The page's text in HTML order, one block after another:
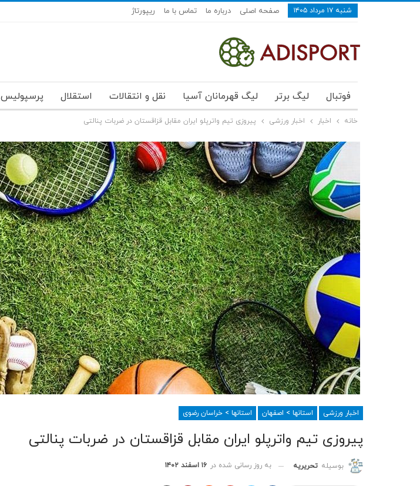
شنبه ۱۷ مرداد ۱۴۰۵ صفحه اصلی درباره ما تماس با ما ریپورتاژ
فوتبال لیگ برتر لیگ قهرمانان آسیا نقل و انتقالات استقلال پرسپولیس
خانه اخبار اخبار ورزشی پیروزی تیم واترپلو ایران مقابل قزاقستان در ضربات پنالتی
اخبار ورزشی استانها > اصفهان استانها > خراسان رضوی
پیروزی تیم واترپلو ایران مقابل قزاقستان در ضربات پنالتی
بوسیله تحریریه به روز رسانی شده در ۱۶ اسفند ۱۴۰۲